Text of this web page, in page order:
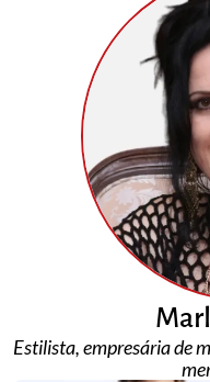
Estilista, empresária de